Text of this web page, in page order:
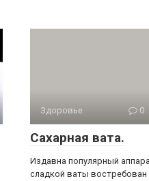
Здоровье 0
Сахарная вата.
Издавна популярный
сладкой ваты востребован